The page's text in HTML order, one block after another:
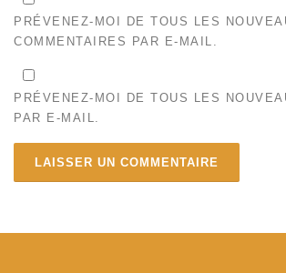
PRÉVENEZ-MOI DE TOUS LES
COMMENTAIRES PAR E-MAIL.
PRÉVENEZ-MOI DE TOUS LES
PAR E-MAIL.